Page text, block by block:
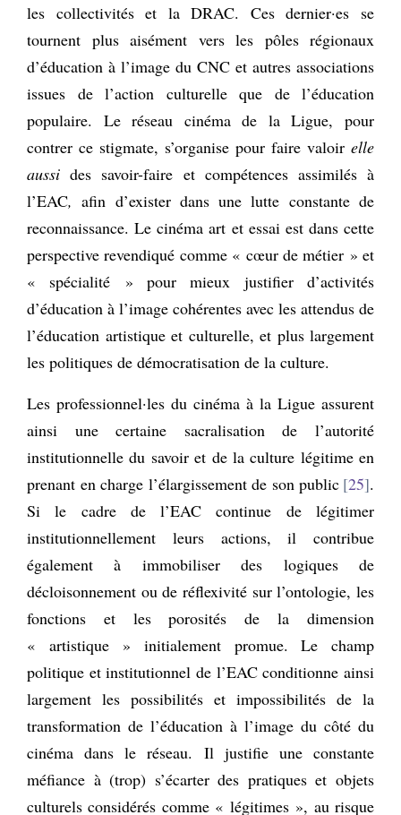
les collectivités et la DRAC. Ces dernier·es se
tournent plus aisément vers les pôles régionaux
d’éducation à l’image du CNC et autres associations
issues de l’action culturelle que de l’éducation
populaire. Le réseau cinéma de la Ligue, pour
contrer ce stigmate, s’organise pour faire valoir elle
aussides savoir-faire et compétences assimilés à
l’EAC,afin d’exister dans une lutte constante de
reconnaissance. Le cinéma art et essai est dans cette
perspective revendiqué comme « cœur de métier » et
« spécialité » pour mieux justifier d’activités
d’éducation à l’image cohérentes avec les attendus de
l’éducation artistique et culturelle, et plus largement
les politiques de démocratisation de la culture.
Les professionnel·les du cinéma à la Ligue assurent
ainsi une certaine sacralisation de l’autorité
institutionnelle du savoir et de la culture légitime en
prenant en charge l’élargissement de son public 25 .
Si le cadre de l’EAC continue de légitimer
institutionnellement leurs actions, il contribue
également à immobiliser des logiques de
décloisonnement ou de réflexivité sur l’ontologie, les
fonctions et les porosités de la dimension
« artistique » initialement promue. Le champ
politique et institutionnel de l’EAC conditionne ainsi
largement les possibilités et impossibilités de la
transformation de l’éducation à l’image du côté du
cinéma dans le réseau. Il justifie une constante
méfiance à (trop) s’écarter des pratiques et objets
culturels considérés comme « légitimes », au risque